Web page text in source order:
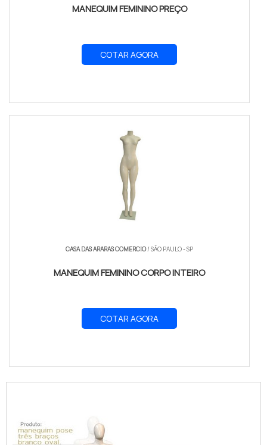
MANEQUIM FEMININO PREÇO
COTAR AGORA
CASA DAS ARARAS COMERCIO/ SÃO PAULO - SP
MANEQUIM FEMININO CORPO INTEIRO
COTAR AGORA